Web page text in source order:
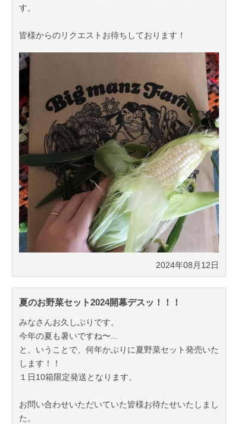
す。
皆様からのリクエストお待ちしております！
2024年08月12日
夏のお野菜セット2024開幕デスッ！！！
みなさんお久しぶりです。
今年の夏も暑いですね〜...
と、いうことで、何年かぶりに夏野菜セット発売いた
します！！
１日10箱限定発送となります。
お問い合わせいただいていた皆様お待たせいたしまし
た。